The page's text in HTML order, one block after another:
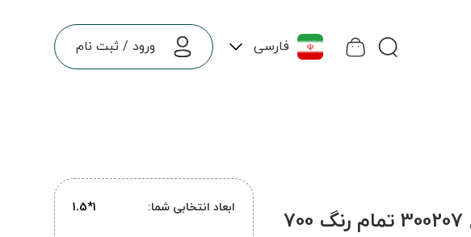
فارسی ورود / ثبت نام
فرش ماشینی کوبیسم طرح 300207 تمام رنگ 700
ابعاد انتخابی شما: 1*1.5